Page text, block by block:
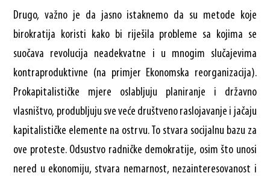
Drugo, važno je da jasno istaknemo da su metode koje
birokratija koristi kako bi riješila probleme sa kojima se
suočava revolucija neadekvatne i u mnogim slučajevima
kontraproduktivne (na primjer Ekonomska reorganizacija).
Prokapitalističke mjere oslabljuju planiranje i državno
vlasništvo, produbljuju sve veće društveno raslojavanje i jačaju
kapitalističke elemente na ostrvu. To stvara socijalnu bazu za
ove proteste. Odsustvo radničke demokratije, osim što unosi
nered u ekonomiju, stvara nemarnost, nezainteresovanost i